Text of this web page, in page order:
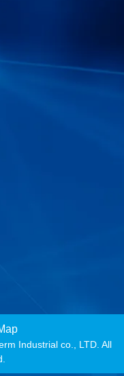
Industrial co., LTD. All